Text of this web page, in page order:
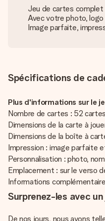
Jeu de cartes complet
Avec votre photo,
Image parfaite,
Spécifications de
Plus d'informations sur le
Nombre de cartes : 52
Dimensions de la carte à
Dimensions de la boîte à
Impression : image parfaite
Personnalisation : photo,
Emplacement : sur le verso
Informations
Surprenez-les avec
De nos jours, nous avons